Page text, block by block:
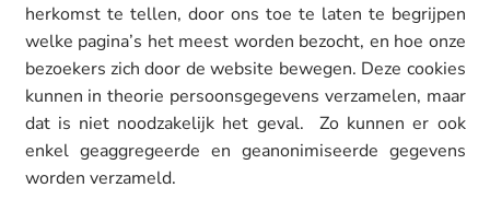
herkomst te tellen, door ons toe te laten te begrijpen
welke pagina’s het meest worden bezocht, en hoe onze
bezoekers zich door de website bewegen. Deze cookies
kunnen in theorie persoonsgegevens verzamelen, maar
dat is niet noodzakelijk het geval. Zo kunnen er ook
enkel geaggregeerde en geanonimiseerde gegevens
worden verzameld.